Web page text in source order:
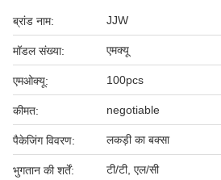
ब्रांड नाम: JJW
मॉडल संख्या: एमक्यू
एमओक्यू: 100pcs
कीमत: negotiable
पैकेजिंग विवरण: लकड़ी का बक्सा
भुगतान की शर्तें: टी/टी, एल/सी